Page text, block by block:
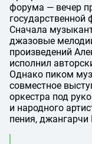
форума — вечер
Сначала
джазовые
произведений
исполнил
Однако пиком
совместное
оркестра под
и народного
пения,